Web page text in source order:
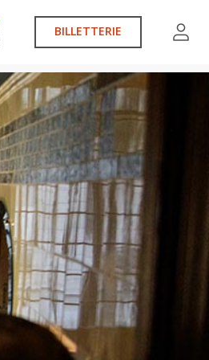
BILLETTERIE